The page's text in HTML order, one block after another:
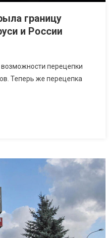
границу
и России
перецепки
Теперь же перецепка